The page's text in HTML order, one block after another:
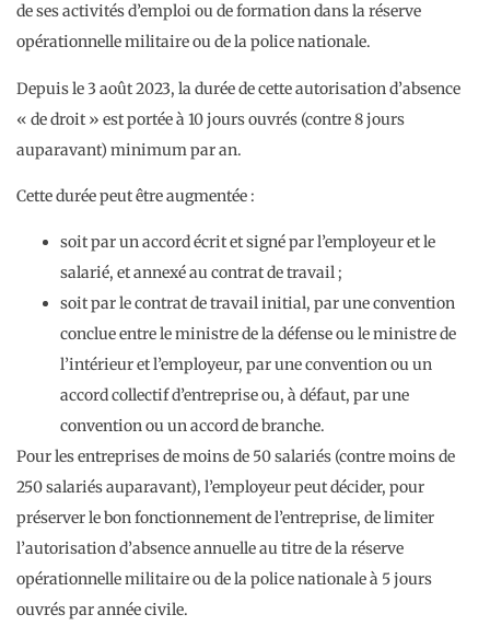
de ses activités d’emploi ou de formation dans la réserve
opérationnelle militaire ou de la police nationale.
Depuis le 3 août 2023, la durée de cette autorisation d’absence
« de droit » est portée à 10 jours ouvrés (contre 8 jours
auparavant) minimum par an.
Cette durée peut être augmentée :
soit par un accord écrit et signé par l’employeur et le
salarié, et annexé au contrat de travail ;
soit par le contrat de travail initial, par une convention
conclue entre le ministre de la défense ou le ministre de
l’intérieur et l’employeur, par une convention ou un
accord collectif d’entreprise ou, à défaut, par une
convention ou un accord de branche.
Pour les entreprises de moins de 50 salariés (contre moins de
250 salariés auparavant), l’employeur peut décider, pour
préserver le bon fonctionnement de l’entreprise, de limiter
l’autorisation d’absence annuelle au titre de la réserve
opérationnelle militaire ou de la police nationale à 5 jours
ouvrés par année civile.